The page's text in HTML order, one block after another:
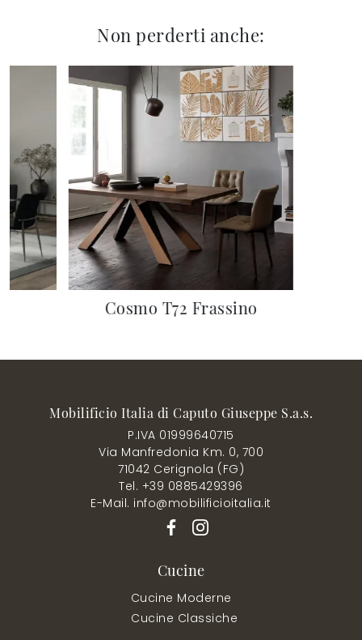
Non perderti anche:
Cosmo T72 Frassino
Mobilificio Italia di Caputo Giuseppe S.a.s.
P.IVA 01999640715
Via Manfredonia Km. 0, 700
71042 Cerignola (FG)
Tel. +39 0885429396
E-Mail. info@mobilificioitalia.it
Cucine
Cucine Moderne
Cucine Classiche